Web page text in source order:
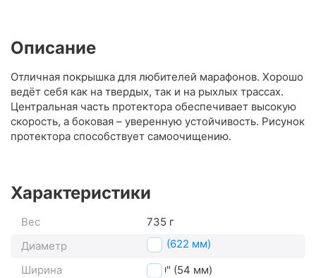
Описание
Отличная покрышка для любителей марафонов. Хорошо
ведёт себя как на твердых, так и на рыхлых трассах.
Центральная часть протектора обеспечивает высокую
скорость, а боковая – уверенную устойчивость. Рисунок
протектора способствует самоочищению.
Характеристики
Вес
735 г
Диаметр
29" (622 мм)
Ширина
2.10" (54 мм)